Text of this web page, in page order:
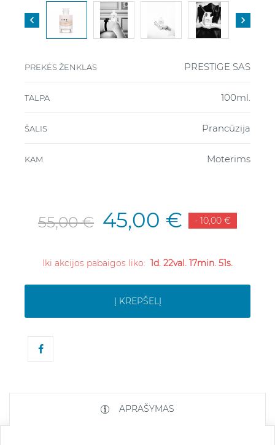
 
PREKĖS ŽENKLAS PRESTIGE SAS
TALPA 100ml.
ŠALIS Prancūzija
KAM Moterims
55,00 € 45,00 € - 10,00 €
Iki akcijos pabaigos liko: 1d. 22val. 17min. 51s.
Į KREPŠELĮ
APRAŠYMAS